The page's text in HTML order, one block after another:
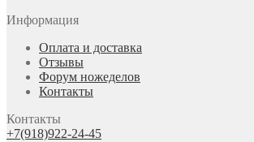
Информация
Оплата и доставка
Отзывы
Форум ножеделов
Контакты
Контакты
+7(918)922-24-45